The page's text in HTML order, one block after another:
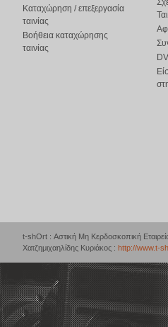
Καταχώρηση / επεξεργασία
ταινίας
Βοήθεια καταχώρησης
ταινίας
t-shOrt : Αστική Μη Κερδοσκοπική
Χατζημιχαηλίδης Κυριάκος : http://www.t-